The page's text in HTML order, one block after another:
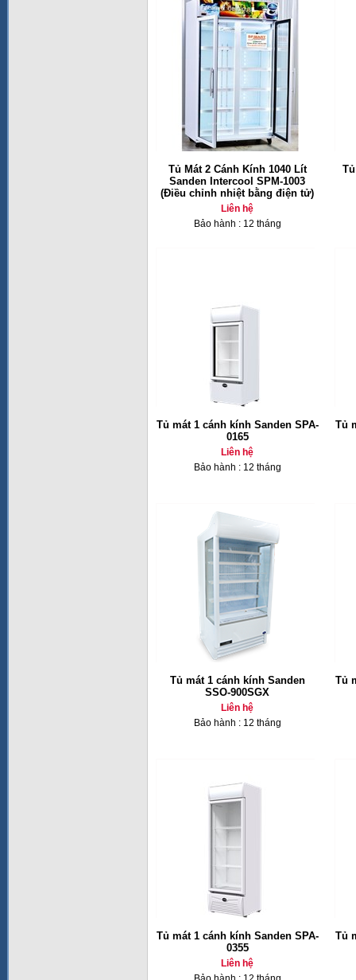
Tủ Mát 2 Cánh Kính 1040 Lít
Sanden Intercool SPM-1003
(Điều chỉnh nhiệt bằng điện tử)
Liên hệ
Bảo hành : 12 tháng
Tủ mát 1 cánh kính Sanden SPA-
0165
Liên hệ
Bảo hành : 12 tháng
Tủ
Tủ mát 1 cánh kính Sanden
SSO-900SGX
Liên hệ
Bảo hành : 12 tháng
Tủ
Tủ mát 1 cánh kính Sanden SPA-
0355
Liên hệ
Tủ